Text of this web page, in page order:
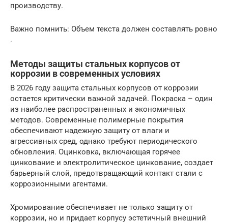
производству.
Важно помнить: Объем текста должен составлять ровно
.
Методы защиты стальных корпусов от
коррозии в современных условиях
В 2026 году защита стальных корпусов от коррозии
остается критически важной задачей. Покраска – один
из наиболее распространенных и экономичных
методов. Современные полимерные покрытия
обеспечивают надежную защиту от влаги и
агрессивных сред, однако требуют периодического
обновления. Оцинковка, включающая горячее
цинкование и электролитическое цинкование, создает
барьерный слой, предотвращающий контакт стали с
коррозионными агентами.
Хромирование обеспечивает не только защиту от
коррозии, но и придает корпусу эстетичный внешний